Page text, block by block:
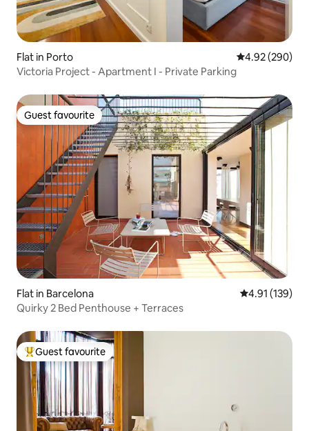
Flat in Porto 4.92 out of 5
4.92 (290)
Victoria Project - Apartment I - Private Parking
Guest favourite
Guest favourite
Flat in Barcelona 4.91 out of 5
4.91 (139)
Quirky 2 Bed Penthouse + Terraces
Top guest favourite
Guest favourite